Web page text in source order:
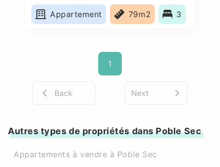
Appartement
79m2 3
1
Back Next
Autres types de propriétés dans Poble Sec
Appartements à vendre à Poble Sec